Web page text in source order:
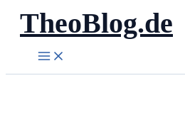
Zum
Inhalt
springen
TheoBlog.de